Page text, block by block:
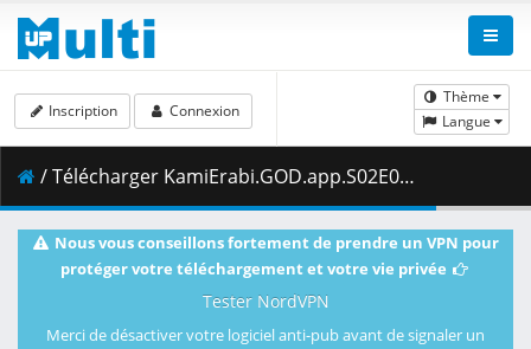
Thème
Langue
Inscription Connexion
/ Télécharger KamiErabi.GOD.app.S02E01.Thats.Why.It.Needed.God.1080p.AMZN.WEB-DL.JPN.DDP2.0.H.264.MSubs-ToonsHub.mkv.001 ( 409.81 MB )
Nous vous conseillons fortement de prendre un VPN pour
protéger votre téléchargement et votre vie privée
Tester NordVPN
Merci de désactiver votre logiciel anti-pub avant de signaler un